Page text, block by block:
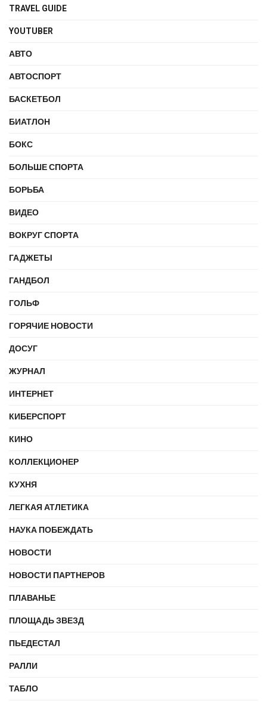
TRAVEL GUIDE
YOUTUBER
АВТО
АВТОСПОРТ
БАСКЕТБОЛ
БИАТЛОН
БОКС
БОЛЬШЕ СПОРТА
БОРЬБА
ВИДЕО
ВОКРУГ СПОРТА
ГАДЖЕТЫ
ГАНДБОЛ
ГОЛЬФ
ГОРЯЧИЕ НОВОСТИ
ДОСУГ
ЖУРНАЛ
ИНТЕРНЕТ
КИБЕРСПОРТ
КИНО
КОЛЛЕКЦИОНЕР
КУХНЯ
ЛЕГКАЯ АТЛЕТИКА
НАУКА ПОБЕЖДАТЬ
НОВОСТИ
НОВОСТИ ПАРТНЕРОВ
ПЛАВАНЬЕ
ПЛОЩАДЬ ЗВЕЗД
ПЬЕДЕСТАЛ
РАЛЛИ
ТАБЛО